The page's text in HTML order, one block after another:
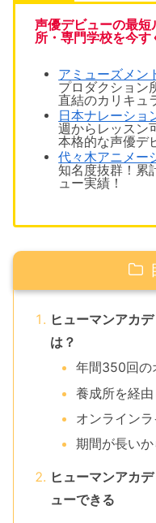
声優デビューの最短
所・専門学校を今す
アミューズメン
プロダクション
直結のカリキュ
日本ナレーショ
週1からレッス
本格的な声優デ
代々木アニメー
知名度抜群！累
ュー実績！
ヒューマンアカ
は？
年間350回の
養成所を経
オンライン
期間が長い
ヒューマンアカ
ューできる